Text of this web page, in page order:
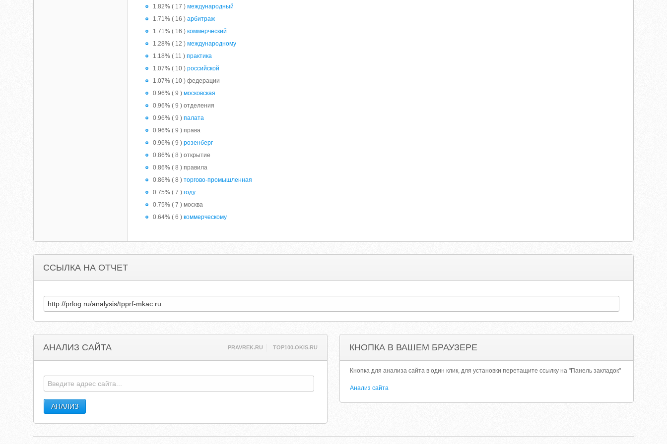
1.82% ( 17 )международный
1.71% ( 16 )арбитраж
1.71% ( 16 )коммерческий
1.28% ( 12 )международному
1.18% ( 11 )практика
1.07% ( 10 )российской
1.07% ( 10 ) федерации
0.96% ( 9 )московская
0.96% ( 9 ) отделения
0.96% ( 9 )палата
0.96% ( 9 ) права
0.96% ( 9 )розенберг
0.86% ( 8 ) открытие
0.86% ( 8 ) правила
0.86% ( 8 )торгово-промышленная
0.75% ( 7 )году
0.75% ( 7 ) москва
0.64% ( 6 )коммерческому
ССЫЛКА НА ОТЧЕТ
АНАЛИЗ САЙТА PRAVREK.RU TOP100.OKIS.RU КНОПКА В ВАШЕМ БРАУЗЕРЕ
Кнопка для анализа сайта в один клик, для установки перетащите ссылку на "Панель закладок"
Анализ сайта